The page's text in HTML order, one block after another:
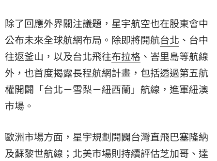
除了回應外界關注議題，星宇航空也在股東會中
公布未來全球航網布局。除即將開航台北 、台中
往返釜山，以及台北飛往布拉格 、峇里島等航線
外，也首度揭露長程航網計畫，包括透過第五航
權開闢「台北－雪梨－紐西蘭」航線，進軍紐澳
市場。
歐洲市場方面，星宇規劃開闢台灣直飛巴塞隆納
及蘇黎世航線；北美市場則持續評估芝加哥、達